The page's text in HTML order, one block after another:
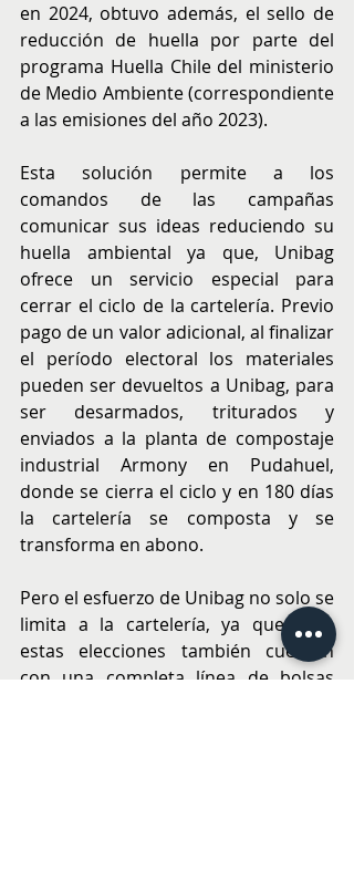
en 2024, obtuvo además, el sello de
reducción de huella por parte del
programa Huella Chile del ministerio
de Medio Ambiente (correspondiente
a las emisiones del año 2023).
Esta solución permite a los
comandos de las campañas
comunicar sus ideas reduciendo su
huella ambiental ya que, Unibag
ofrece un servicio especial para
cerrar el ciclo de la cartelería. Previo
pago de un valor adicional, al finalizar
el período electoral los materiales
pueden ser devueltos a Unibag, para
ser desarmados, triturados y
enviados a la planta de compostaje
industrial Armony en Pudahuel,
donde se cierra el ciclo y en 180 días
la cartelería se composta y se
transforma en abono.
Pero el esfuerzo de Unibag no solo se
limita a la cartelería, ya que para
estas elecciones también cuentan
con una completa línea de bolsas